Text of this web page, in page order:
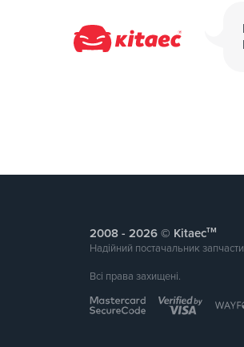
2008 - © Kitaecтм
Надійний постачальник
Всі права захищені.